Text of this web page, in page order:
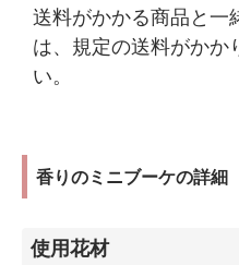
送料がかかる商品と一
は、規定の送料がかか
い。
香りのミニブーケの詳細
使用花材